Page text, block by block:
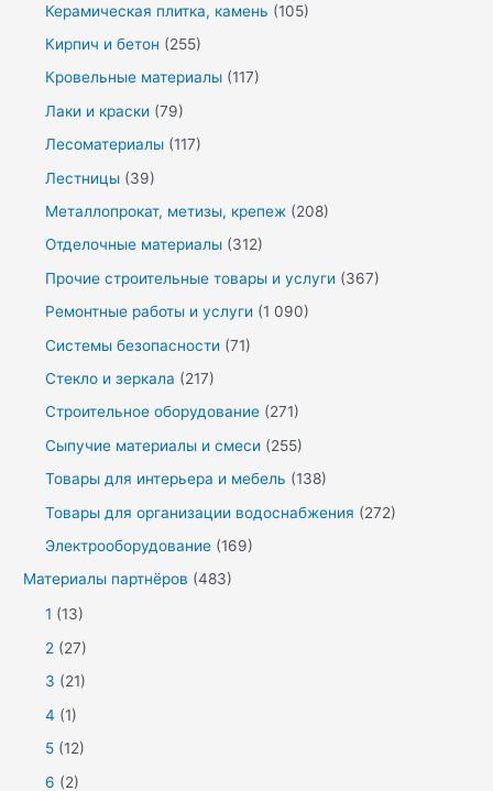
Керамическая плитка, камень (105)
Кирпич и бетон (255)
Кровельные материалы (117)
Лаки и краски (79)
Лесоматериалы (117)
Лестницы (39)
Металлопрокат, метизы, крепеж (208)
Отделочные материалы (312)
Прочие строительные товары и услуги (367)
Ремонтные работы и услуги (1 090)
Системы безопасности (71)
Стекло и зеркала (217)
Строительное оборудование (271)
Сыпучие материалы и смеси (255)
Товары для интерьера и мебель (138)
Товары для организации водоснабжения (272)
Электрооборудование (169)
Материалы партнёров (483)
1 (13)
2 (27)
3 (21)
4 (1)
5 (12)
6 (2)